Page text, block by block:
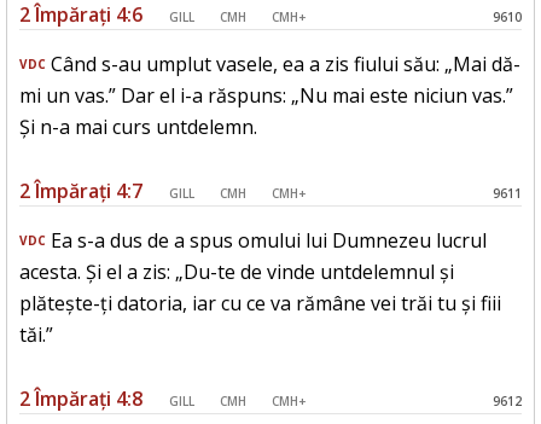
2 Împărați 4:6 GILL CMH CMH+ 9610
VDC Când s-au umplut vasele, ea a zis fiului său: „Mai dă-
mi un vas.” Dar el i-a răspuns: „Nu mai este niciun vas.”
Și n-a mai curs untdelemn.
2 Împărați 4:7 GILL CMH CMH+ 9611
VDC Ea s-a dus de a spus omului lui Dumnezeu lucrul
acesta. Și el a zis: „Du-te de vinde untdelemnul și
plătește-ți datoria, iar cu ce va rămâne vei trăi tu și fiii
tăi.”
2 Împărați 4:8 GILL CMH CMH+ 9612